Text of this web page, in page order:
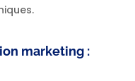
marketing :